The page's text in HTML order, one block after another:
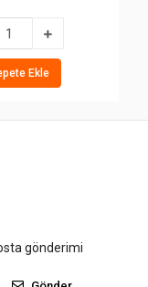
Ekle
gönderimi